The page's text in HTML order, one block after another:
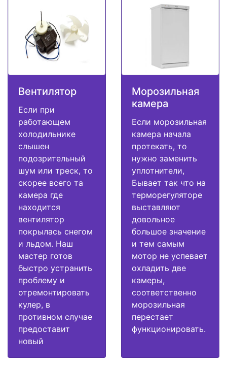
Вентилятор
Если при
работающем
холодильнике
слышен
подозрительный
шум или треск, то
скорее всего та
камера где
находится
вентилятор
покрылась снегом
и льдом. Наш
мастер готов
быстро устранить
проблему и
отремонтировать
кулер, в
противном случае
предоставит
новый
Морозильная
камера
Если морозильная
камера начала
протекать, то
нужно заменить
уплотнители,
Бывает так что на
терморегуляторе
выставляют
довольное
большое значение
и тем самым
мотор не успевает
охладить две
камеры,
соответственно
морозильная
перестает
функционировать.